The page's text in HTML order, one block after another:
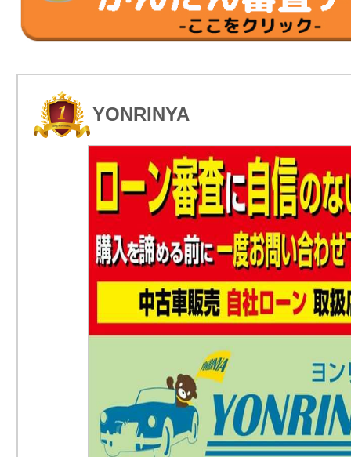
YONRINYA